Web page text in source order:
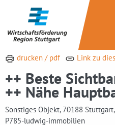
drucken / pdf Link zu
++ Beste
++ Nähe
Sonstiges Objekt, 70188
P785-ludwig-immobilien